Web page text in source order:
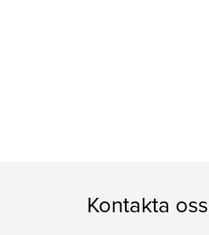
Kontakta oss